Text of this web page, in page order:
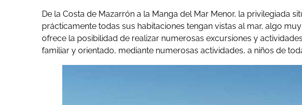
De la Costa de Mazarrón a la Manga del Mar Menor, la privilegiada
prácticamente todas sus habitaciones tengan vistas al mar, algo
ofrece la posibilidad de realizar numerosas excursiones y
familiar y orientado, mediante numerosas actividades, a niños de